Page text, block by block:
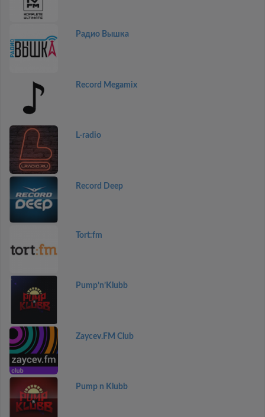
Радио Вышка
Record Megamix
L-radio
Record Deep
Tort:fm
Pump’n’Klubb
Zaycev.FM Club
Pump n Klubb